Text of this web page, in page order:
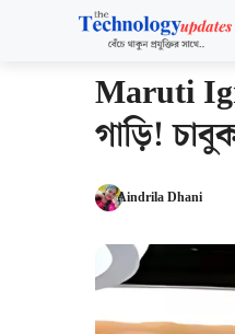
Maruti
গাড়ি!
Aindrila Dhani